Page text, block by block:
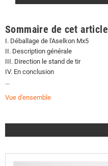
Sommaire de cet article
I. Déballage de l'Aselkon Mx5
II. Description générale
III. Direction le stand de tir
IV. En conclusion
...
Vue d'ensemble